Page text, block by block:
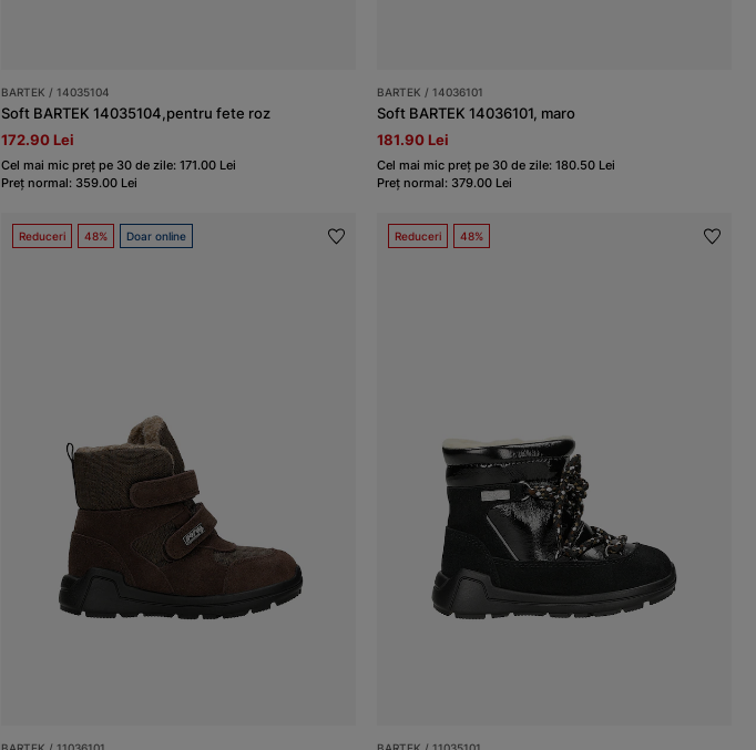
BARTEK / 14035104
Soft BARTEK 14035104,pentru fete roz
172.90 Lei
Cel mai mic preț pe 30 de zile: 171.00 Lei
Preț normal: 359.00 Lei
BARTEK / 14036101
Soft BARTEK 14036101, maro
181.90 Lei
Cel mai mic preț pe 30 de zile: 180.50 Lei
Preț normal: 379.00 Lei
Reduceri 48% Doar online Reduceri 48%